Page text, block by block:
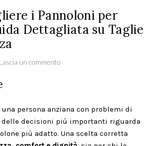
i Pannoloni per
Dettagliata su Taglie
Lascia un commento
persona anziana con problemi di
delle decisioni più importanti riguarda
più adatto. Una scelta corretta